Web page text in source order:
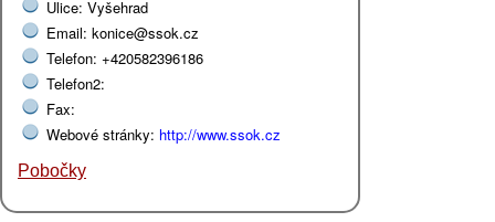
Ulice: Vyšehrad
Email: konice@ssok.cz
Telefon: +420582396186
Telefon2:
Fax:
Webové stránky: http://www.ssok.cz
Pobočky